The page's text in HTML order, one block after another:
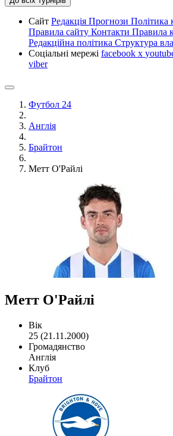
Сайт Редакція Прогнози Політика
Правила сайту Контакти Правила
Редакційна політика Структура
Соціальні мережі facebook x
viber
Футбол 24
Англія
Брайтон
Метт О'Райлі
Метт О'Райлі
Вік
25 (21.11.2000)
Громадянство
Англія
Клуб
Брайтон